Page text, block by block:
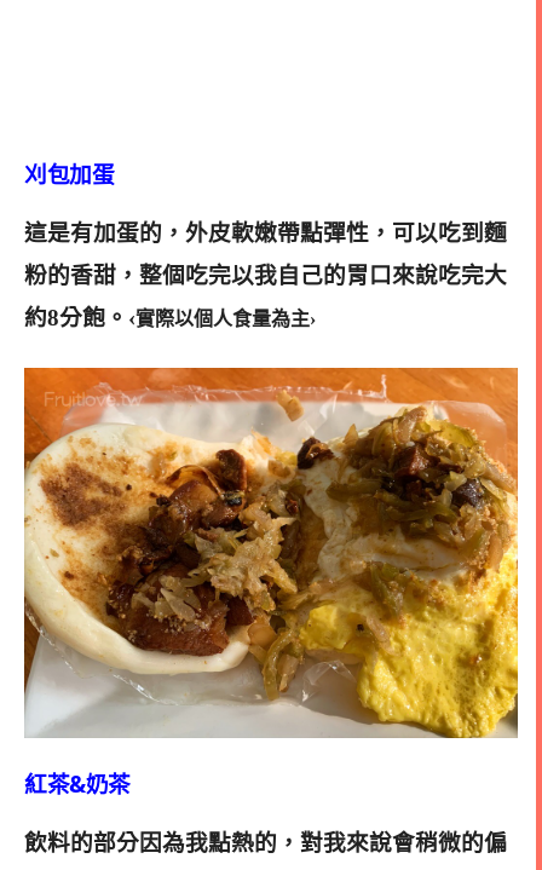
刈包加蛋
這是有加蛋的，外皮軟嫩帶點彈性，可以吃到麵
粉的香甜，整個吃完以我自己的胃口來說吃完大
約8分飽。‹實際以個人食量為主›
紅茶&奶茶
飲料的部分因為我點熱的，對我來說會稍微的偏